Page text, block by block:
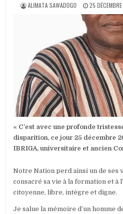
AUTHOR:
ALIMATA SAWADOGO
PUBLISHED
DATE:
25
« C’est avec une profonde
disparition, ce jour 25 décembre
IBRIGA, universitaire et ancien
Notre Nation perd ainsi un de ses
consacré sa vie à la formation et à
citoyenne, libre, intègre et digne.
Je salue la mémoire d’un homme